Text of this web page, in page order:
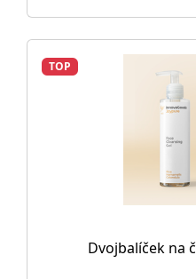
TOP
Dvojbalíček na